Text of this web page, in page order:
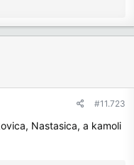
#11.723
Nastasica, a kamoli